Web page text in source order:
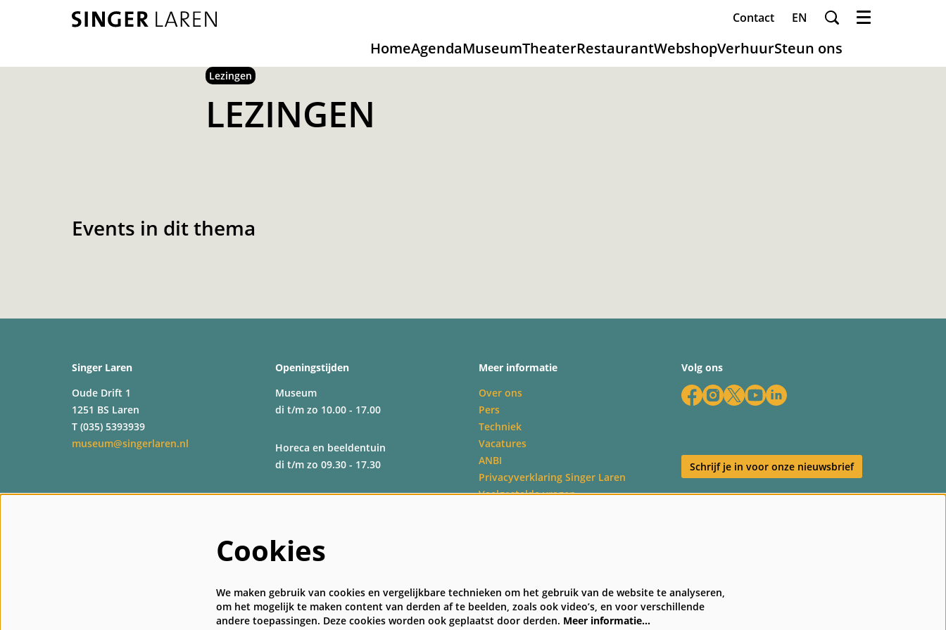
Contact EN
HomeAgendaMuseumTheaterRestaurantWebshopVerhuurSteun ons
Menu
Lezingen
LEZINGEN
Events in dit thema
Singer Laren
Oude Drift 1
1251 BS Laren
T (035) 5393939
museum@singerlaren.nl
Openingstijden
Museum
di t/m zo 10.00 - 17.00
Horeca en beeldentuin
di t/m zo 09.30 - 17.30
Kassa
Meer informatie
Over ons
Pers
Techniek
Vacatures
ANBI
Privacyverklaring Singer Laren
Veelgestelde vragen
Volg ons
Schrijf je in voor onze nieuwsbrief
Cookies
We maken gebruik van cookies en vergelijkbare technieken om het gebruik van de website te analyseren,
om het mogelijk te maken content van derden af te beelden, zoals ook video’s, en voor verschillende
andere toepassingen. Deze cookies worden ook geplaatst door derden. Meer informatie…